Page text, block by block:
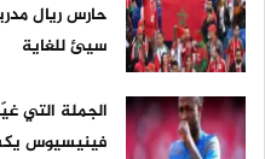
حارس ريال
سيئ للغاية
الجملة التي
فينيسيوس